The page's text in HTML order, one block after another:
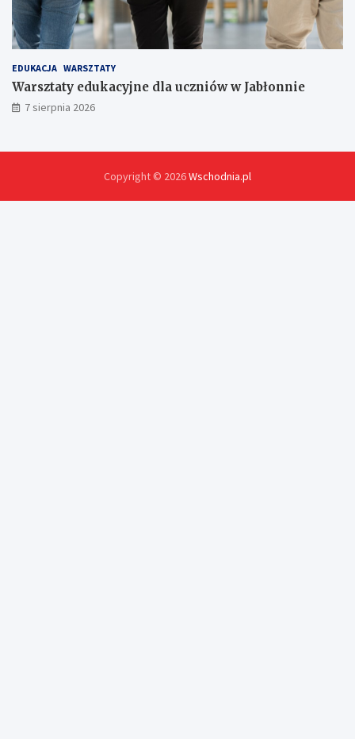
EDUKACJA WARSZTATY
Warsztaty edukacyjne dla uczniów w Jabłonnie
7 sierpnia 2026
Copyright © 2026Wschodnia.pl